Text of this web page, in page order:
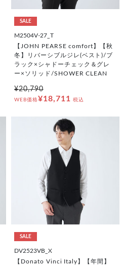
SALE
M2504V-27_T
【JOHN PEARSE comfort】【秋
冬】リバーシブルジレ(ベスト)/ブ
ラック×シャドーチェック＆グレ
ー×ソリッド/SHOWER CLEAN
¥20,790
WEB価格¥18,711 税込
SALE
DV2523VB_X
【Donato Vinci Italy】【年間】